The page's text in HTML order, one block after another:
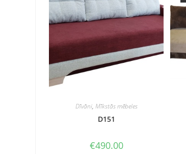
Dīvāni, Mīkstās mēbeles
D151
€490.00